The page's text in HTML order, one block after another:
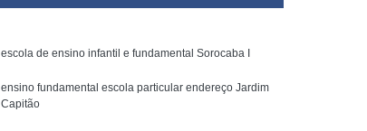
escola de ensino infantil e fundamental Sorocaba I
ensino fundamental escola particular endereço Jardim
Capitão